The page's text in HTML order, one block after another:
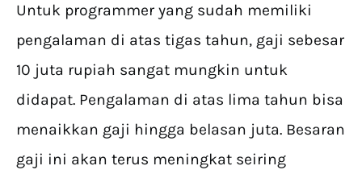
Untuk programmer yang sudah memiliki
pengalaman di atas tigas tahun, gaji sebesar
10 juta rupiah sangat mungkin untuk
didapat. Pengalaman di atas lima tahun bisa
menaikkan gaji hingga belasan juta. Besaran
gaji ini akan terus meningkat seiring